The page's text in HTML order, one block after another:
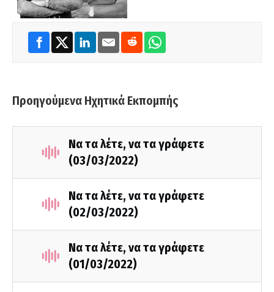
Προηγούμενα Ηχητικά Εκπομπής
Να τα λέτε, να τα γράφετε
(03/03/2022)
Να τα λέτε, να τα γράφετε
(02/03/2022)
Να τα λέτε, να τα γράφετε
(01/03/2022)